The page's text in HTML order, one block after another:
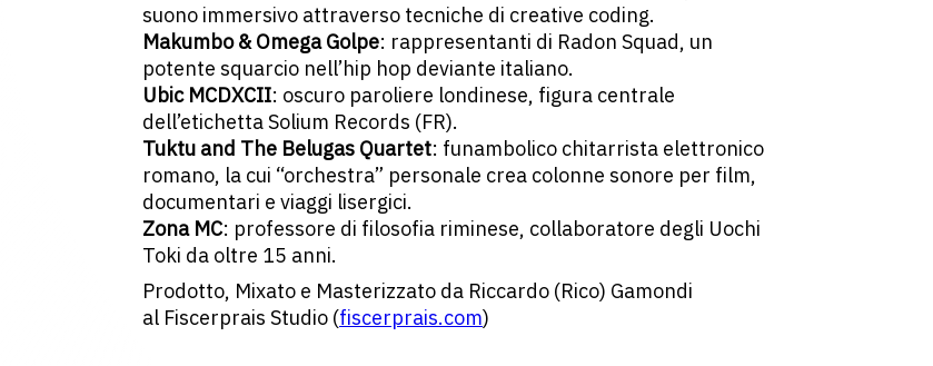
suono immersivo attraverso tecniche di creative coding.
Makumbo & Omega Golpe: rappresentanti di Radon Squad, un
potente squarcio nell’hip hop deviante italiano.
Ubic MCDXCII: oscuro paroliere londinese, figura centrale
dell’etichetta Solium Records (FR).
Tuktu and The Belugas Quartet: funambolico chitarrista elettronico
romano, la cui “orchestra” personale crea colonne sonore per film,
documentari e viaggi lisergici.
Zona MC: professore di filosofia riminese, collaboratore degli Uochi
Toki da oltre 15 anni.
Prodotto, Mixato e Masterizzato da Riccardo (Rico) Gamondi
al Fiscerprais Studio (fiscerprais.com)